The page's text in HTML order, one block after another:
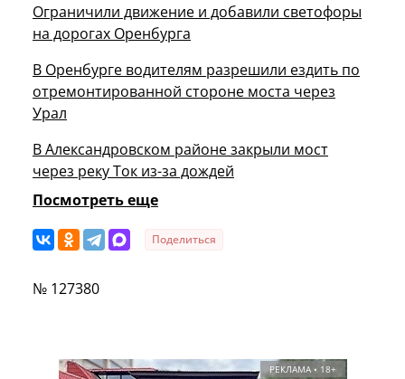
Ограничили движение и добавили светофоры
на дорогах Оренбурга
В Оренбурге водителям разрешили ездить по
отремонтированной стороне моста через
Урал
В Александровском районе закрыли мост
через реку Ток из-за дождей
Посмотреть еще
Поделиться
№ 127380
РЕКЛАМА • 18+